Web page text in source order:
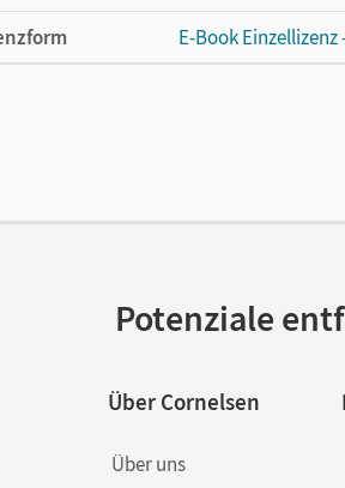
E-Book Einzellizenz
Cornelsen Verlag
Potenziale
Über Cornelsen
Über uns